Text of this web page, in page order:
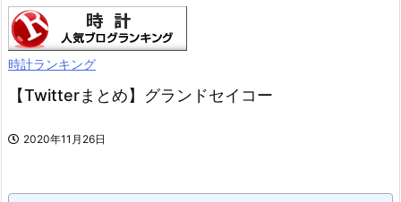
時計ランキング
【Twitterまとめ】グランドセイコー
2020年11月26日